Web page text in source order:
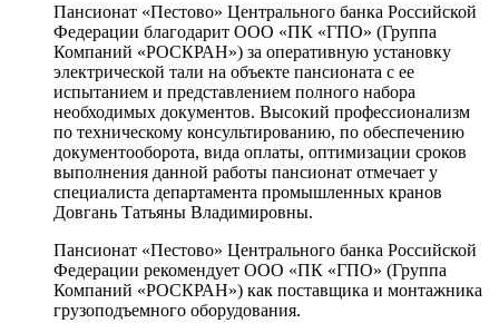
Пансионат «Пестово» Центрального банка Российской
Федерации благодарит ООО «ПК «ГПО» (Группа
Компаний «РОСКРАН») за оперативную установку
электрической тали на объекте пансионата с ее
испытанием и представлением полного набора
необходимых документов. Высокий профессионализм
по техническому консультированию, по обеспечению
документооборота, вида оплаты, оптимизации сроков
выполнения данной работы пансионат отмечает у
специалиста департамента промышленных кранов
Довгань Татьяны Владимировны.
Пансионат «Пестово» Центрального банка Российской
Федерации рекомендует ООО «ПК «ГПО» (Группа
Компаний «РОСКРАН») как поставщика и монтажника
грузоподъемного оборудования.